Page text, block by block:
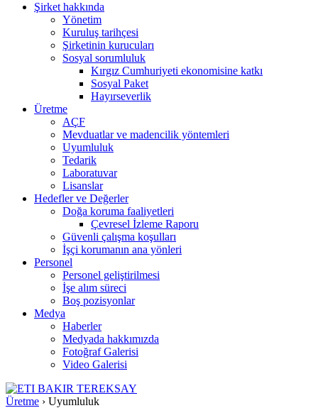
Şirket hakkında
Yönetim
Kuruluş tarihçesi
Şirketinin kurucuları
Sosyal sorumluluk
Kırgız Cumhuriyeti ekonomisine katkı
Sosyal Paket
Hayırseverlik
Üretme
AÇF
Mevduatlar ve madencilik yöntemleri
Uyumluluk
Tedarik
Laboratuvar
Lisanslar
Hedefler ve Değerler
Doğa koruma faaliyetleri
Çevresel İzleme Raporu
Güvenli çalışma koşulları
İşçi korumanın ana yönleri
Personel
Personel geliştirilmesi
İşe alım süreci
Boş pozisyonlar
Medya
Haberler
Medyada hakkımızda
Fotoğraf Galerisi
Video Galerisi
Üretme › Uyumluluk